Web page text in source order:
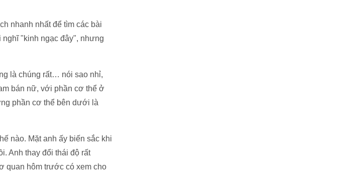
nhanh nhất để tìm các bài
nghĩ "kinh ngạc đây", nhưng
là chúng rất… nói sao nhỉ,
bán nữ, với phần cơ thể ở
phần cơ thể bên dưới là
nào. Mặt anh ấy biến sắc khi
Anh thay đổi thái độ rất
quan hôm trước có xem cho